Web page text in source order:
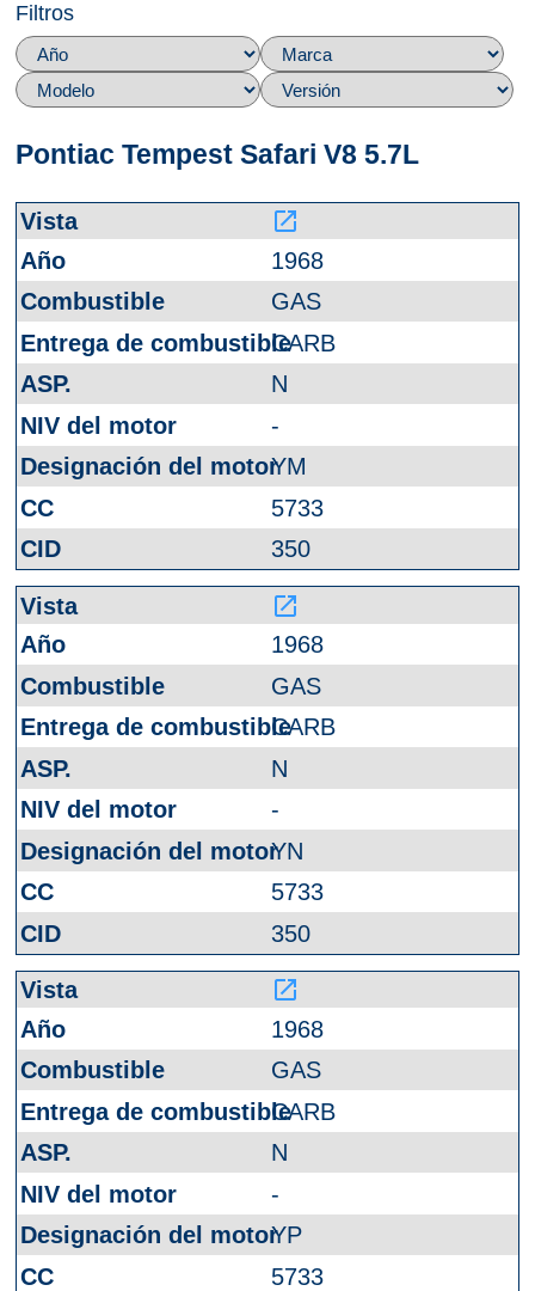
Filtros
Pontiac Tempest Safari V8 5.7L
launch
1968
GAS
CARB
N
-
YM
5733
350
launch
1968
GAS
CARB
N
-
YN
5733
350
launch
1968
GAS
CARB
N
-
YP
5733